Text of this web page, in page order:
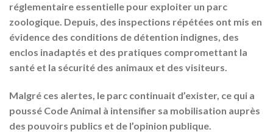
réglementaire essentielle pour exploiter un parc
zoologique. Depuis, des inspections répétées ont mis en
évidence des conditions de détention indignes, des
enclos inadaptés et des pratiques compromettant la
santé et la sécurité des animaux et des visiteurs.
Malgré ces alertes, le parc continuait d’exister, ce qui a
poussé Code Animal à intensifier sa mobilisation auprès
des pouvoirs publics et de l’opinion publique.